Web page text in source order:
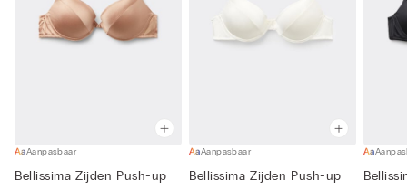
Aanpasbaar
Bellissima Zijden Push-up
Aanpasbaar
Bellissima Zijden Push-up